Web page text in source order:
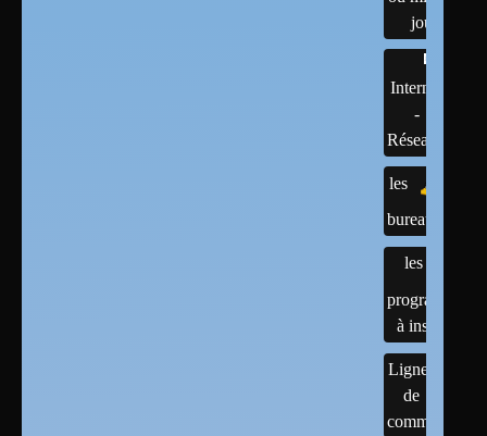
jour
Internet
-
Réseaux
les
bureaux
les
programmes
à installer
Lignes
de
commandes